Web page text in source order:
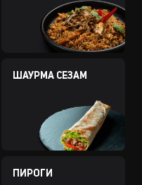
ШАУРМА СЕЗАМ
ПИРОГИ